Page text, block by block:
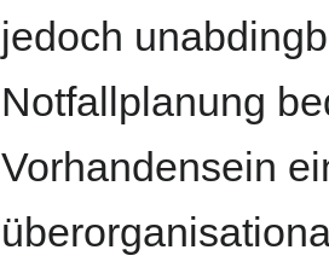
jedoch
Notfallplanung
Vorhandensein